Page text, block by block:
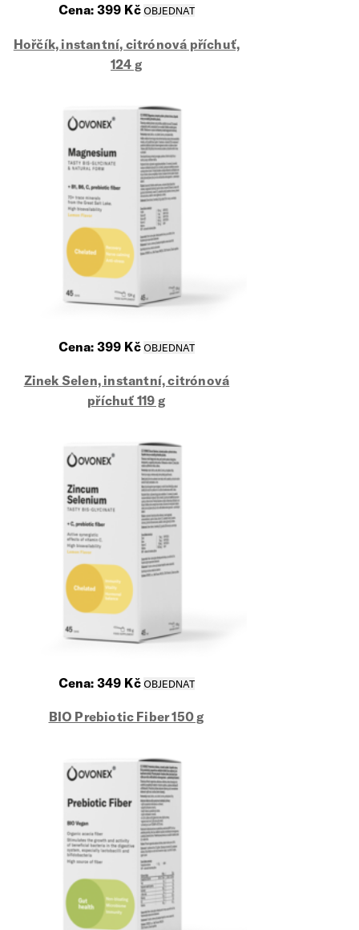
Cena: 399 Kč
Hořčík, instantní, citrónová příchuť,
124 g
Cena: 399 Kč
Zinek Selen, instantní, citrónová
příchuť 119 g
Cena: 349 Kč
BIO Prebiotic Fiber 150 g